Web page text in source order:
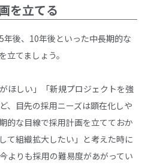
を立てる
後、10年後といった中長期的な
てましょう。
ほしい」「新規プロジェクトを強
、目先の採用ニーズは顕在化しや
的な目線で採用計画を立てておか
て組織拡大したい」と考えた時に
よりも採用の難易度があがってい